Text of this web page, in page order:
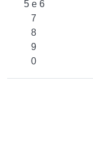
5 e 6
7
8
9
0